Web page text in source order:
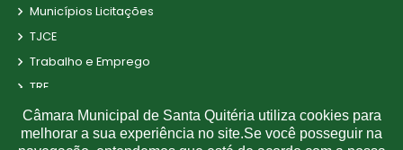
Municípios Licitações
TJCE
Trabalho e Emprego
TRE
TCE
Câmara Municipal de Santa Quitéria utiliza cookies para
melhorar a sua experiência no site.Se você posseguir na